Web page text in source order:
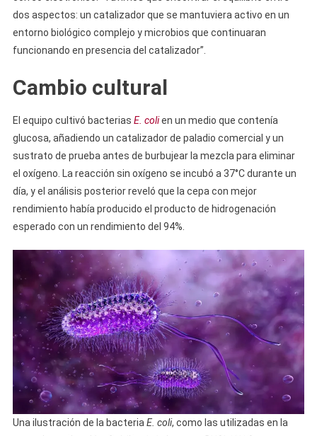
dos aspectos: un catalizador que se mantuviera activo en un
entorno biológico complejo y microbios que continuaran
funcionando en presencia del catalizador”.
Cambio cultural
El equipo cultivó bacterias E. colien un medio que contenía
glucosa, añadiendo un catalizador de paladio comercial y un
sustrato de prueba antes de burbujear la mezcla para eliminar
el oxígeno. La reacción sin oxígeno se incubó a 37°C durante un
día, y el análisis posterior reveló que la cepa con mejor
rendimiento había producido el producto de hidrogenación
esperado con un rendimiento del 94%.
Una ilustración de la bacteria E. coli, como las utilizadas en la